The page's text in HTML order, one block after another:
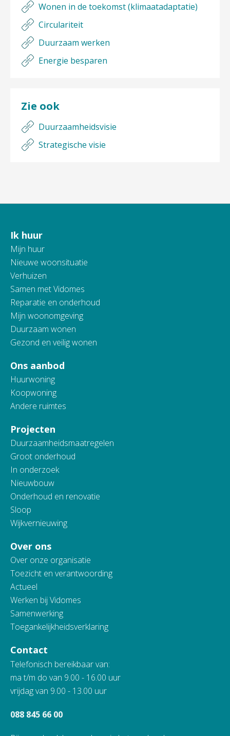
Wonen in de toekomst (klimaatadaptatie)
Circulariteit
Duurzaam werken
Energie besparen
Zie ook
Duurzaamheidsvisie
Strategische visie
Contactinformatie
Ik huur
Mijn huur
Nieuwe woonsituatie
Verhuizen
Samen met Vidomes
Reparatie en onderhoud
Mijn woonomgeving
Duurzaam wonen
Gezond en veilig wonen
Ons aanbod
Huurwoning
Koopwoning
Andere ruimtes
Projecten
Duurzaamheidsmaatregelen
Groot onderhoud
In onderzoek
Nieuwbouw
Onderhoud en renovatie
Sloop
Wijkvernieuwing
Over ons
Over onze organisatie
Toezicht en verantwoording
Actueel
Werken bij Vidomes
Samenwerking
Toegankelijkheidsverklaring
Contact
Telefonisch bereikbaar van:
ma t/m do van 9.00 - 16.00 uur
vrijdag van 9.00 - 13.00 uur
088 845 66 00